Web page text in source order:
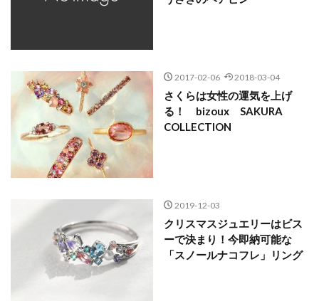
2017-02-06 2018-03-04
さくらは女性の運気を上げ
る！ bizoux SAKURA
COLLECTION
2019-12-03
クリスマスジュエリーはビス
ーで決まり！今即納可能な
「スノールナコフレ」リング